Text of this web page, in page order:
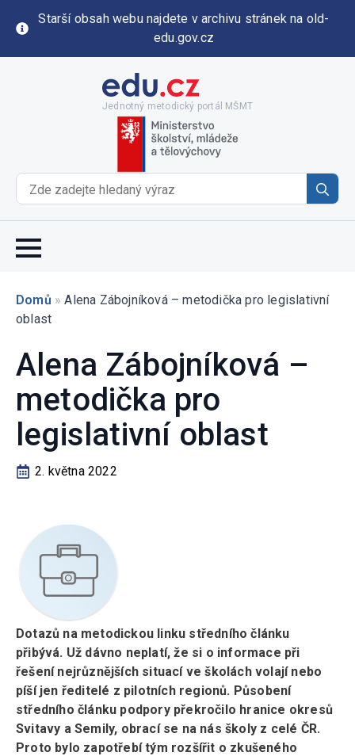
Starší obsah webu najdete v archivu stránek na old-
edu.gov.cz
Jednotný metodický portál MŠMT
for:
Domů » Alena Zábojníková – metodička pro legislativní
oblast
Alena Zábojníková –
metodička pro
legislativní oblast
2. května 2022
Dotazů na metodickou linku středního článku
přibývá. Už dávno neplatí, že si o informace při
řešení nejrůznějších situací ve školách volají nebo
píší jen ředitelé z pilotních regionů. Působení
středního článku podpory překročilo hranice okresů
Svitavy a Semily, obrací se na nás školy z celé ČR.
Proto bylo zapotřebí tým rozšířit o zkušeného